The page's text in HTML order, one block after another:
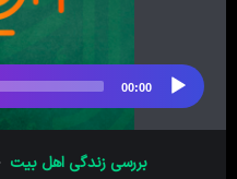
00:00
بررسی زندگی اهل بیت